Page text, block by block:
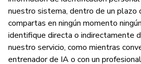
nuestro sistema, dentro de un plazo
compartas en ningún momento
identifique directa o indirectamente
nuestro servicio, como mientras
entrenador de IA o con un